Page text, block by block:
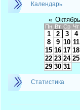
Календарь
«
Пн Вт Ср Чт
1 2 3 4
8 9 10 11
15 16 17 18
22 23 24 25
29 30 31
Статистика